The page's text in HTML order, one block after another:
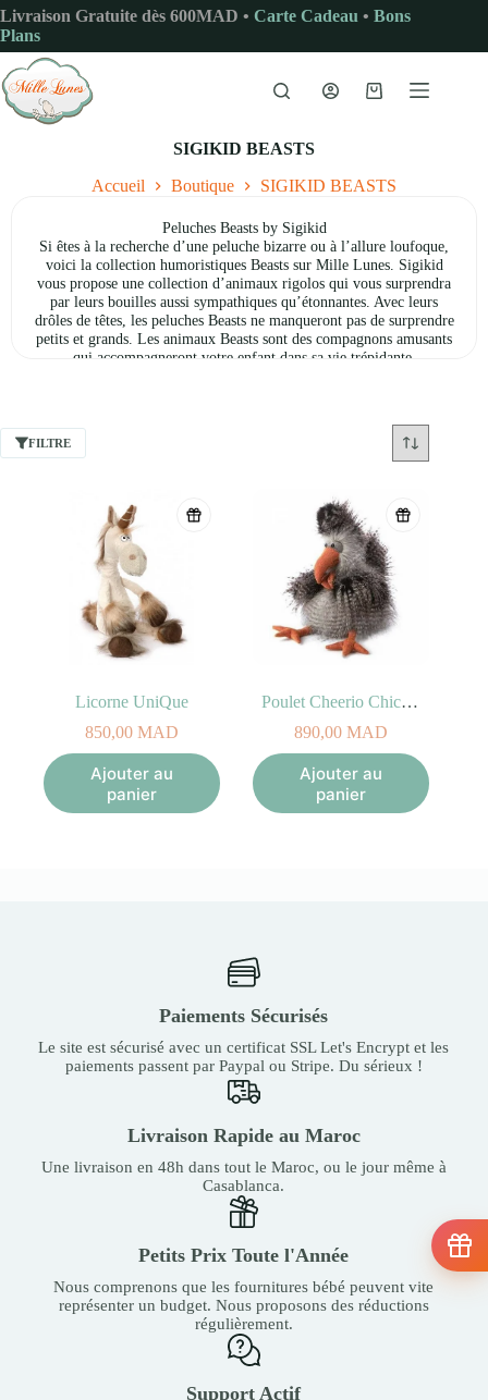
Passer
au
contenu
Livraison Gratuite dès 600MAD • Carte Cadeau • Bons
Plans
Panier
SIGIKID BEASTS
Accueil Boutique SIGIKID BEASTS
Peluches Beasts by Sigikid
Si êtes à la recherche d’une peluche bizarre ou à l’allure loufoque,
voici la collection humoristiques Beasts sur Mille Lunes. Sigikid
vous propose une collection d’animaux rigolos qui vous surprendra
par leurs bouilles aussi sympathiques qu’étonnantes. Avec leurs
drôles de têtes, les peluches Beasts ne manqueront pas de surprendre
petits et grands. Les animaux Beasts sont des compagnons amusants
qui accompagneront votre enfant dans sa vie trépidante.
FILTRE
Licorne UniQue
850,00 MAD
Ajouter au
panier
Poulet Cheerio Chicken
890,00 MAD
Ajouter au
panier
Paiements Sécurisés
Le site est sécurisé avec un certificat SSL Let's Encrypt et les
paiements passent par Paypal ou Stripe. Du sérieux !
Livraison Rapide au Maroc
Une livraison en 48h dans tout le Maroc, ou le jour même à
Casablanca.
Petits Prix Toute l'Année
Nous comprenons que les fournitures bébé peuvent vite
représenter un budget. Nous proposons des réductions
régulièrement.
Support Actif